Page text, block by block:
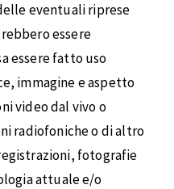
eventuali riprese
essere
essere fatto uso
immagine e aspetto
video dal vivo o
radiofoniche o di altro
fotografie
attuale e/o